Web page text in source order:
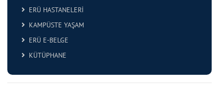
ERÜ HASTANELERİ
KAMPÜSTE YAŞAM
ERÜ E-BELGE
KÜTÜPHANE